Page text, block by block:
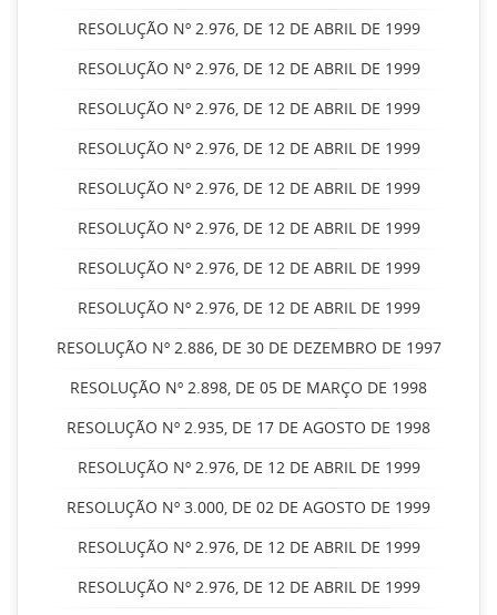
RESOLUÇÃO Nº 2.976, DE 12 DE ABRIL DE 1999
RESOLUÇÃO Nº 2.976, DE 12 DE ABRIL DE 1999
RESOLUÇÃO Nº 2.976, DE 12 DE ABRIL DE 1999
RESOLUÇÃO Nº 2.976, DE 12 DE ABRIL DE 1999
RESOLUÇÃO Nº 2.976, DE 12 DE ABRIL DE 1999
RESOLUÇÃO Nº 2.976, DE 12 DE ABRIL DE 1999
RESOLUÇÃO Nº 2.976, DE 12 DE ABRIL DE 1999
RESOLUÇÃO Nº 2.976, DE 12 DE ABRIL DE 1999
RESOLUÇÃO Nº 2.886, DE 30 DE DEZEMBRO DE 1997
RESOLUÇÃO Nº 2.898, DE 05 DE MARÇO DE 1998
RESOLUÇÃO Nº 2.935, DE 17 DE AGOSTO DE 1998
RESOLUÇÃO Nº 2.976, DE 12 DE ABRIL DE 1999
RESOLUÇÃO Nº 3.000, DE 02 DE AGOSTO DE 1999
RESOLUÇÃO Nº 2.976, DE 12 DE ABRIL DE 1999
RESOLUÇÃO Nº 2.976, DE 12 DE ABRIL DE 1999